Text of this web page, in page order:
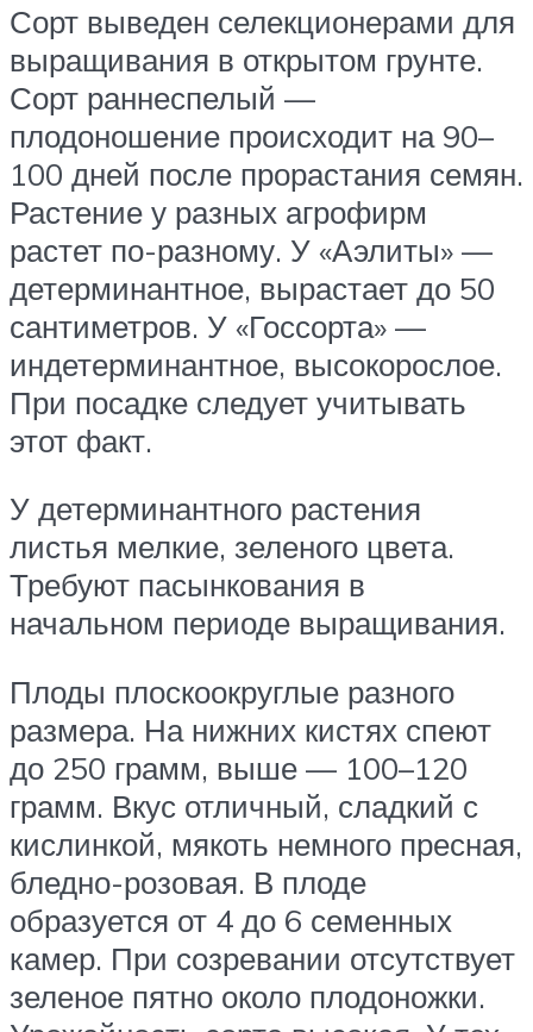
Сорт выведен селекционерами для
выращивания в открытом грунте.
Сорт раннеспелый —
плодоношение происходит на 90–
100 дней после прорастания семян.
Растение у разных агрофирм
растет по-разному. У «Аэлиты» —
детерминантное, вырастает до 50
сантиметров. У «Госсорта» —
индетерминантное, высокорослое.
При посадке следует учитывать
этот факт.
У детерминантного растения
листья мелкие, зеленого цвета.
Требуют пасынкования в
начальном периоде выращивания.
Плоды плоскоокруглые разного
размера. На нижних кистях спеют
до 250 грамм, выше — 100–120
грамм. Вкус отличный, сладкий с
кислинкой, мякоть немного пресная,
бледно-розовая. В плоде
образуется от 4 до 6 семенных
камер. При созревании отсутствует
зеленое пятно около плодоножки.